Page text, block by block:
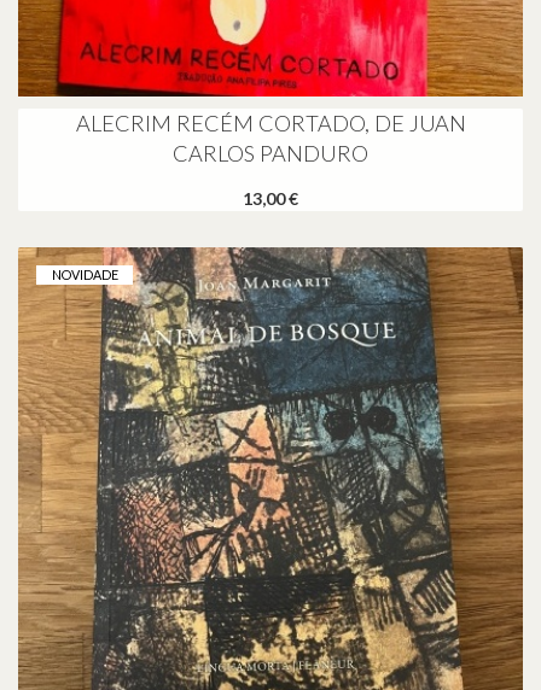
ALECRIM RECÉM CORTADO, DE JUAN
CARLOS PANDURO
13,00 €
NOVIDADE